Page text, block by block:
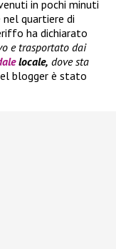
in pochi minuti
quartiere di
ha dichiarato
e trasportato dai
locale, dove sta
blogger è stato